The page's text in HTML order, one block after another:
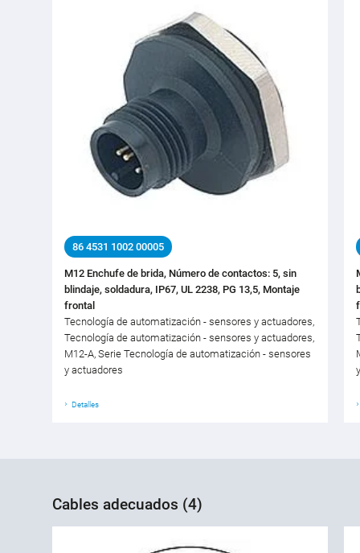
86 4531 1002 00005
M12 Enchufe de brida, Número de contactos: 5, sin
blindaje, soldadura, IP67, UL 2238, PG 13,5, Montaje
frontal
Tecnología de automatización - sensores y actuadores,
Tecnología de automatización - sensores y actuadores,
M12-A, Serie Tecnología de automatización - sensores
y actuadores
Detalles
Cables adecuados (4)